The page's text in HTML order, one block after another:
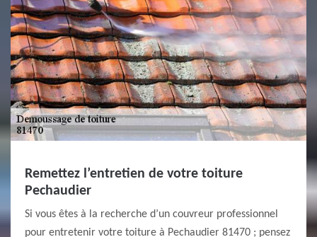
Remettez l’entretien de votre toiture
Pechaudier
Si vous êtes à la recherche d’un couvreur professionnel
pour entretenir votre toiture à Pechaudier 81470 ; pensez